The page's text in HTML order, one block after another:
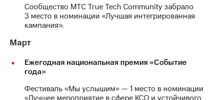
Личный
кабинет
акционера
и
аудит
акций
Сообщество МТС True Tech Community забрало
3 место в номинации «Лучшая интегрированная
кампания».
Март
Ежегодная национальная премия «Событие
года»
Фестиваль «Мы услышим» — 1 место в номинации
«Лучшее мероприятие в сфере КСО и устойчивого